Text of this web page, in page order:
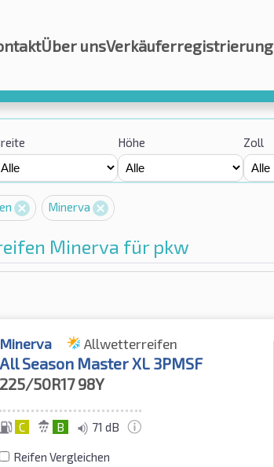
Über unsVerkäuferregistrierung
Höhe Zoll
Minerva
Minerva für pkw
Minerva Allwetterreifen
All Season Master XL 3PMSF
225/50R1798Y
C B 71 dB
Reifen Vergleichen